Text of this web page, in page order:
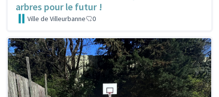
arbres pour le futur !
Ville de Villeurbanne 0